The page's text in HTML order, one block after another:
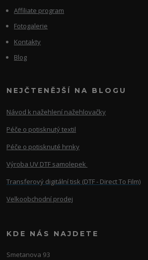
Affiliate program
Fotogalerie
Kontakty
Blog
NEJČTENĚJŠÍ NA BLOGU
Návod k nažehlení nažehlovačky
Péče o potisknutý textil
Péče o potisknuté hrnky
Výroba UV DTF samolepek
Transferový digitální tisk (DTF - Direct To Film)
Velkoobchodní prodej
KDE NÁS NAJDETE
Smetanova 93